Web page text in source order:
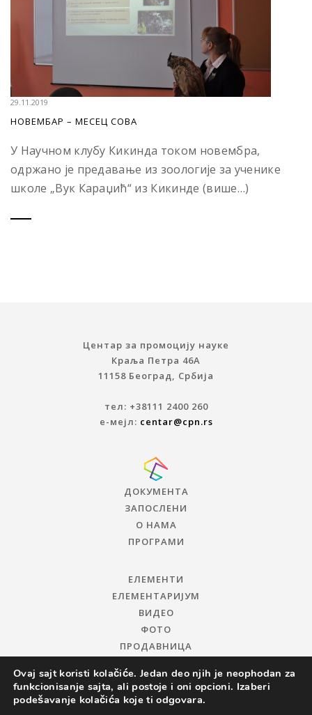
29.11.2019
НОВЕМБАР – МЕСЕЦ СОВА
У Научном клубу Кикинда током новембра,
одржано је предавање из зоологије за ученике
школе „Вук Караџић“ из Кикинде (више…)
Центар за промоцију науке
Краља Петра 46A
11158 Београд, Србија
тел: +38111 2400 260
е-мејл: centar@cpn.rs
ДОКУМЕНТА
ЗАПОСЛЕНИ
О НАМА
ПРОГРАМИ
ЕЛЕМЕНТИ
ЕЛЕМЕНТАРИЈУМ
ВИДЕО
ФОТО
ПРОДАВНИЦА
Ovaj sajt koristi kolačiće. Jedan deo njih je neophodan za
funkcionisanje sajta, ali postoje i oni opcioni. Izaberi
podešavanje kolačića koje ti odgovara.